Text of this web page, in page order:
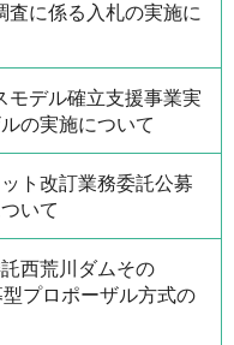
査に係る入札の実施に
モデル確立支援事業実
の実施について
ト改訂業務委託公募
いて
西荒川ダムその
プロポーザル方式の